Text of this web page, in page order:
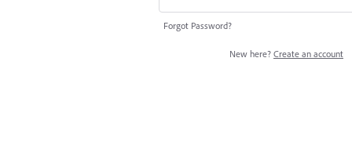
Forgot Password?
New here? Create an account